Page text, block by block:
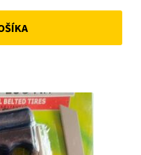
price
is: